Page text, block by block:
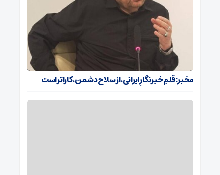
مخبر: قلمِ خبرنگارِ ایرانی، از سلاح دشمن، کاراتر است